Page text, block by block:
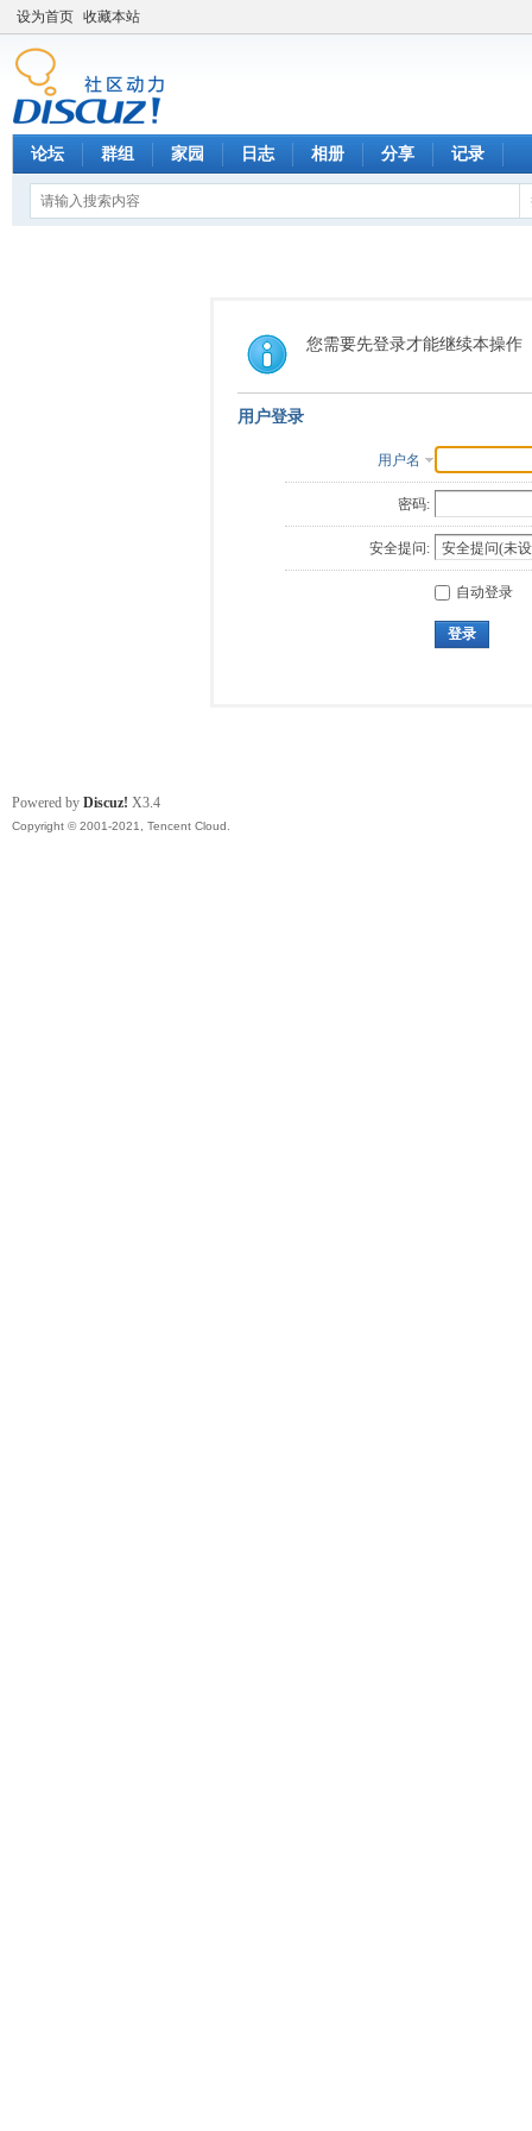
设为首页 收藏本站
论坛 群组 家园 日志 相册 分享 记录
您需要先登录才能继续本操作
用户登录
用户名
密码:
安全提问:
自动登录
登录
Powered by Discuz! X3.4
Copyright © 2001-2021, Tencent Cloud.